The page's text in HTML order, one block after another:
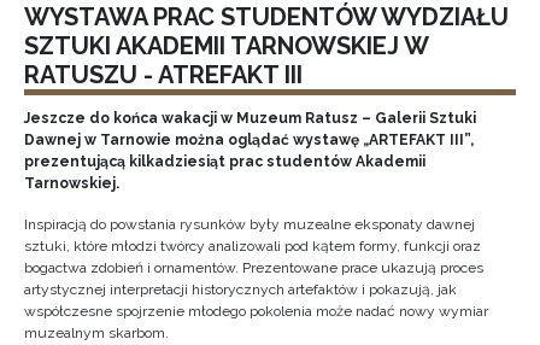
WYSTAWA PRAC STUDENTÓW WYDZIAŁU
SZTUKI AKADEMII TARNOWSKIEJ W
RATUSZU - ATREFAKT III
Jeszcze do końca wakacji w Muzeum Ratusz – Galerii Sztuki
Dawnej w Tarnowie można oglądać wystawę „ARTEFAKT III”,
prezentującą kilkadziesiąt prac studentów Akademii
Tarnowskiej.
Inspiracją do powstania rysunków były muzealne eksponaty dawnej
sztuki, które młodzi twórcy analizowali pod kątem formy, funkcji oraz
bogactwa zdobień i ornamentów. Prezentowane prace ukazują proces
artystycznej interpretacji historycznych artefaktów i pokazują, jak
współczesne spojrzenie młodego pokolenia może nadać nowy wymiar
muzealnym skarbom.